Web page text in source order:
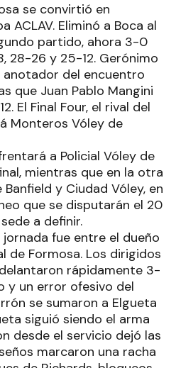
se convirtió en
ACLAV. Eliminó a Boca al
partido, ahora 3-0
28-26 y 25-12. Gerónimo
anotador del encuentro
que Juan Pablo Mangini
El Final Four, el rival del
Monteros Vóley de
a Policial Vóley de
mientras que en la otra
y Ciudad Vóley, en
que se disputarán el 20
a definir.
fue entre el dueño
de Formosa. Los dirigidos
rápidamente 3-
y un error ofesivo del
se sumaron a Elgueta
siguió siendo el arma
desde el servicio dejó las
marcaron una racha